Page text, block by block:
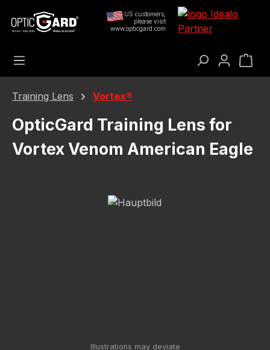
Přejít na hlavní obsah
US customers,
please visit
www.opticgard.com
Training Lens Vortex®
OpticGard Training Lens for
Vortex Venom American Eagle
Přeskočit galerii obrázků